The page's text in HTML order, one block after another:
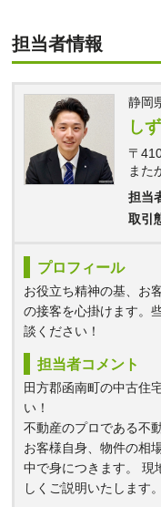
担当者情報
静岡
し
〒
また
担当
取引
プロフィール
お役立ち精神の基、お
の接客を心掛けます。
談ください！
担当者コメント
田方郡函南町の中古住
い！
不動産のプロである不
お客様自身、物件の相
中で身につきます。 現
しくご説明いたします